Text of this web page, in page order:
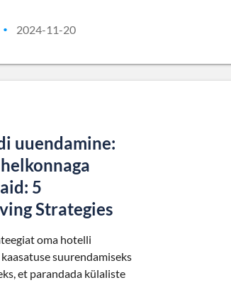
• 2024-11-20
uuendamine:
5
Strategies
oma hotelli
suurendamiseks
et parandada külaliste